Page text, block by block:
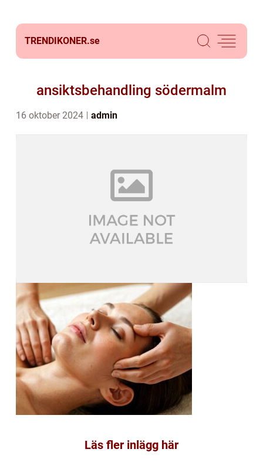
TRENDIKONER.se
ansiktsbehandling södermalm
16 oktober 2024 admin
Läs fler inlägg här